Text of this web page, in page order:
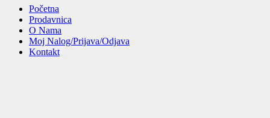
Početna
Prodavnica
O Nama
Moj Nalog/Prijava/Odjava
Kontakt